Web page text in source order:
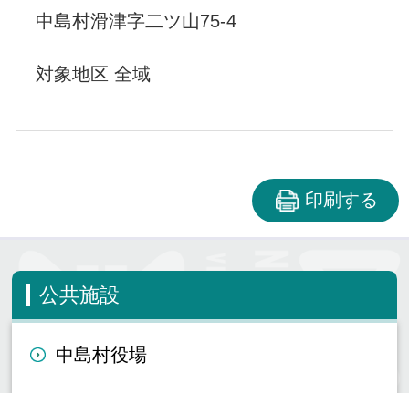
中島村滑津字二ツ山75-4
対象地区 全域
印刷する
公共施設
中島村役場